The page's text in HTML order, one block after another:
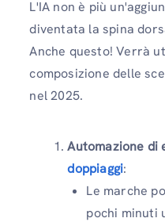
L'IA non è più
diventata la spina
Anche questo! Verrà
composizione delle
nel 2025.
Automazione di
doppiaggi:
Le marche
pochi minuti